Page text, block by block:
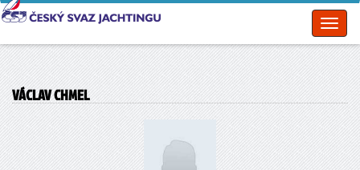
VÁCLAV CHMEL